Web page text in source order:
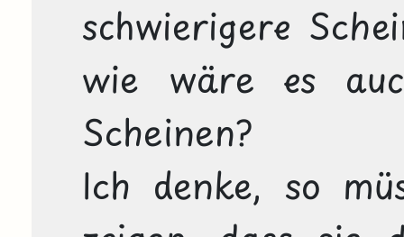
schwierigere
wie wäre es
Scheinen?
Ich denke, so